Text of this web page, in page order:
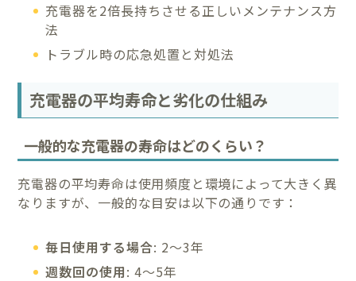
充電器を2倍長持ちさせる正しいメンテナンス方
法
トラブル時の応急処置と対処法
充電器の平均寿命と劣化の仕組み
一般的な充電器の寿命はどのくらい？
充電器の平均寿命は使用頻度と環境によって大きく異
なりますが、一般的な目安は以下の通りです：
毎日使用する場合: 2～3年
週数回の使用: 4～5年